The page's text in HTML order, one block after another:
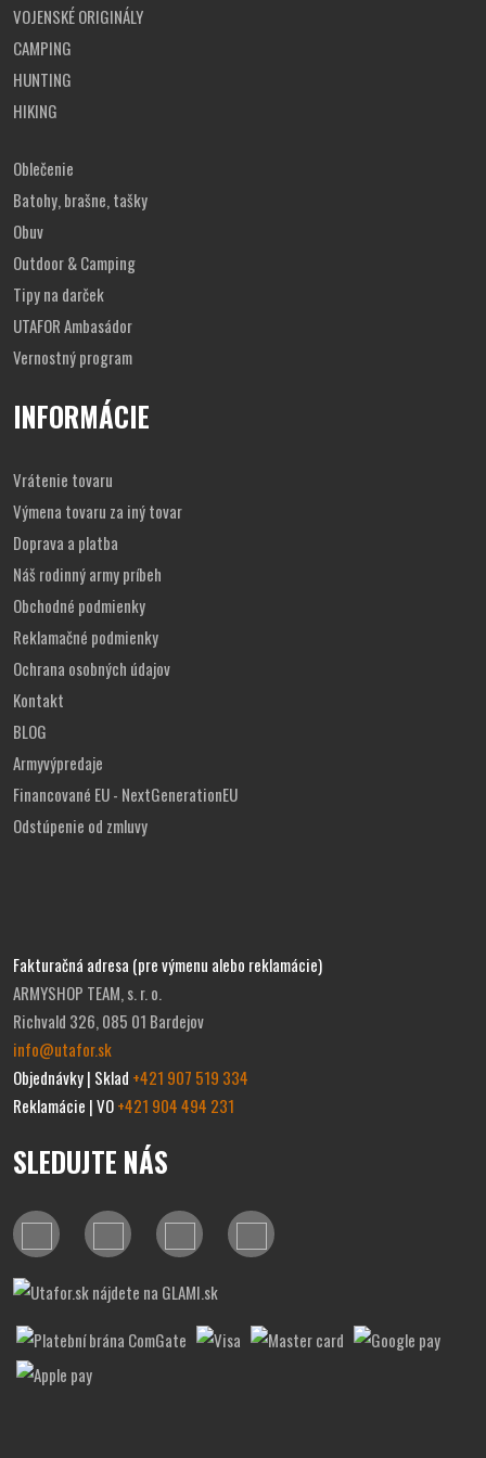
obliekanie/vyzliekanie cez obuv
možnosť zaviazania spodku nohavíc šnúrkou
Tabuľka veľkostí
VOJENSKÉ ORIGINÁLY
CAMPING
HUNTING
HIKING
Oblečenie
Batohy, brašne, tašky
Obuv
Outdoor & Camping
Tipy na darček
UTAFOR Ambasádor
Vernostný program
INFORMÁCIE
Vrátenie tovaru
Výmena tovaru za iný tovar
Doprava a platba
Náš rodinný army príbeh
Obchodné podmienky
Reklamačné podmienky
Ochrana osobných údajov
Kontakt
BLOG
Armyvýpredaje
Financované EU - NextGenerationEU
Odstúpenie od zmluvy
Fakturačná adresa (pre výmenu alebo reklamácie)
ARMYSHOP TEAM, s. r. o.
Richvald 326, 085 01 Bardejov
info@utafor.sk
Objednávky | Sklad +421 907 519 334
Reklamácie | VO+421 904 494 231
SLEDUJTE NÁS